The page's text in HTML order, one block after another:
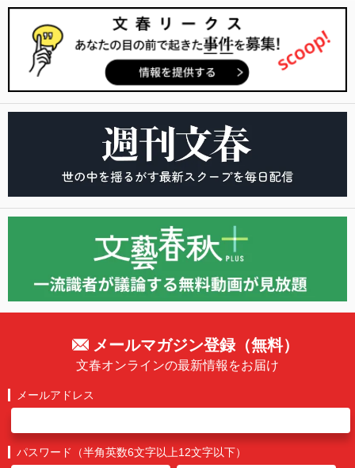
メールマガジン登録（無料）
文春オンラインの最新情報をお届け
メールアドレス
パスワード（半角英数6文字以上12文字以下）